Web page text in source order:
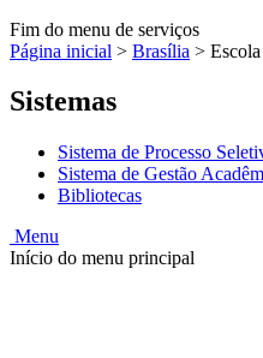
Fim do menu de serviços
Página inicial > Brasília >
Sistemas
Sistema de Processo
Sistema de Gestão
Bibliotecas
Menu
Início do menu principal